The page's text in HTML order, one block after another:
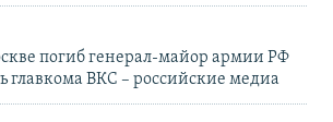
погиб генерал-майор армии РФ
главкома ВКС – российские медиа